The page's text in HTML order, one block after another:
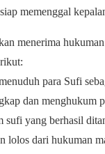
memenggal
menerima
para Sufi
dan menghukum
yang berhasil
lolos dari hukuman